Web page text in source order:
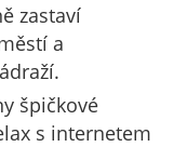
zastaví
a
špičkové
s internetem